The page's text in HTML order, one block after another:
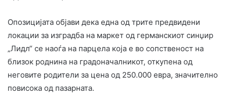
Опозицијата објави дека една од трите предвидени
локации за изградба на маркет од германскиот синџир
„Лидл“ се наоѓа на парцела која е во сопственост на
близок роднина на градоначалникот, откупена од
неговите родители за цена од 250.000 евра, значително
повисока од пазарната.